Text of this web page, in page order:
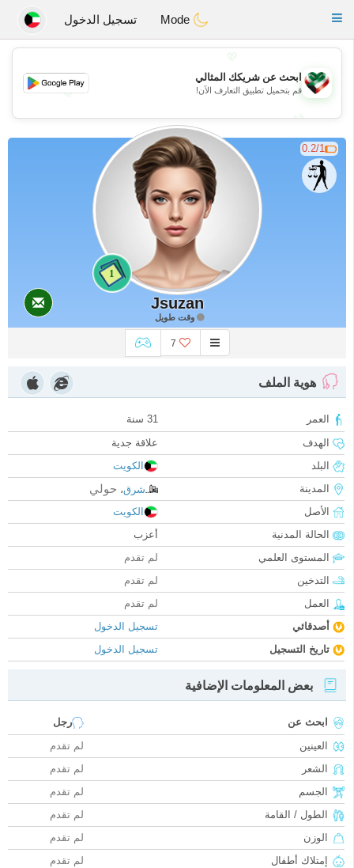
KuwaitChat
Toggle
تسجيل الدخول
💖
💕
💕
ابحث عن شريكك المثالي
قم بتحميل تطبيق التعارف الآن!
0.2/1
1
Jsuzan
وقت طويل
7
هوية الملف
العمر
31 سنة
الهدف
علاقة جدية
البلد
الكويت
المدينة
شرق، حولي
الأصل
الكويت
الحالة المدنية
أعزب
المستوى العلمي
لم تقدم
التدخين
لم تقدم
العمل
لم تقدم
أصدقائي
تسجيل الدخول
تاريخ التسجيل
تسجيل الدخول
بعض المعلومات الإضافية
ابحث عن
رجل
العينين
لم تقدم
الشعر
لم تقدم
الجسم
لم تقدم
الطول / القامة
لم تقدم
الوزن
لم تقدم
إمتلاك أطفال
لم تقدم